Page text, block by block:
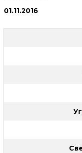
01.11.2016